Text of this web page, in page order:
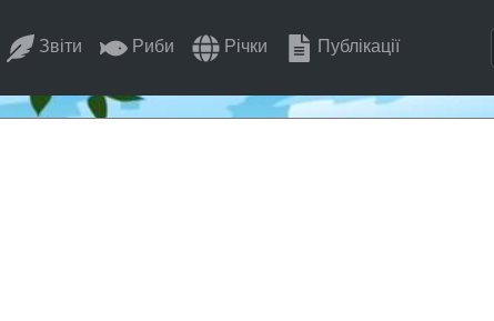
Звіти Риби Річки Публікації